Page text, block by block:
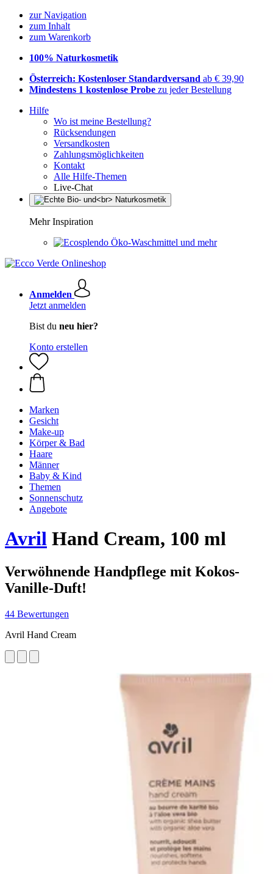
zur Navigation
zum Inhalt
zum Warenkorb
100% Naturkosmetik
Österreich: Kostenloser Standardversand ab € 39,90
Mindestens 1 kostenlose Probe zu jeder Bestellung
Hilfe
Wo ist meine Bestellung?
Rücksendungen
Versandkosten
Zahlungsmöglichkeiten
Kontakt
Alle Hilfe-Themen
Live-Chat
Mehr Inspiration
Öko-Waschmittel und mehr
Anmelden
Jetzt anmelden
Bist du neu hier?
Konto erstellen
Marken
Gesicht
Make-up
Körper & Bad
Haare
Männer
Baby & Kind
Themen
Sonnenschutz
Angebote
Avril Hand Cream, 100 ml
Verwöhnende Handpflege mit Kokos-
Vanille-Duft!
44 Bewertungen
Avril Hand Cream